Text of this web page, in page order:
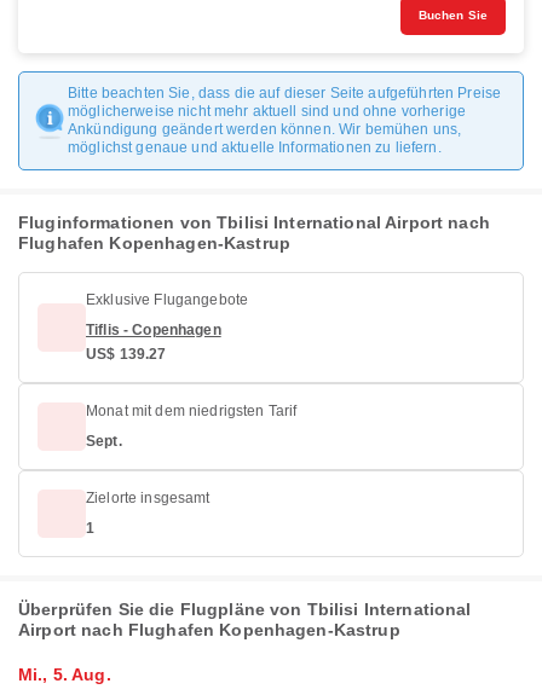
Buchen Sie
Bitte beachten Sie, dass die auf dieser Seite aufgeführten Preise
möglicherweise nicht mehr aktuell sind und ohne vorherige
Ankündigung geändert werden können. Wir bemühen uns,
möglichst genaue und aktuelle Informationen zu liefern.
Fluginformationen von Tbilisi International Airport nach
Flughafen Kopenhagen-Kastrup
Exklusive Flugangebote
Tiflis - Copenhagen
US$ 139.27
Monat mit dem niedrigsten Tarif
Sept.
Zielorte insgesamt
1
Überprüfen Sie die Flugpläne von Tbilisi International
Airport nach Flughafen Kopenhagen-Kastrup
Mi., 5. Aug.